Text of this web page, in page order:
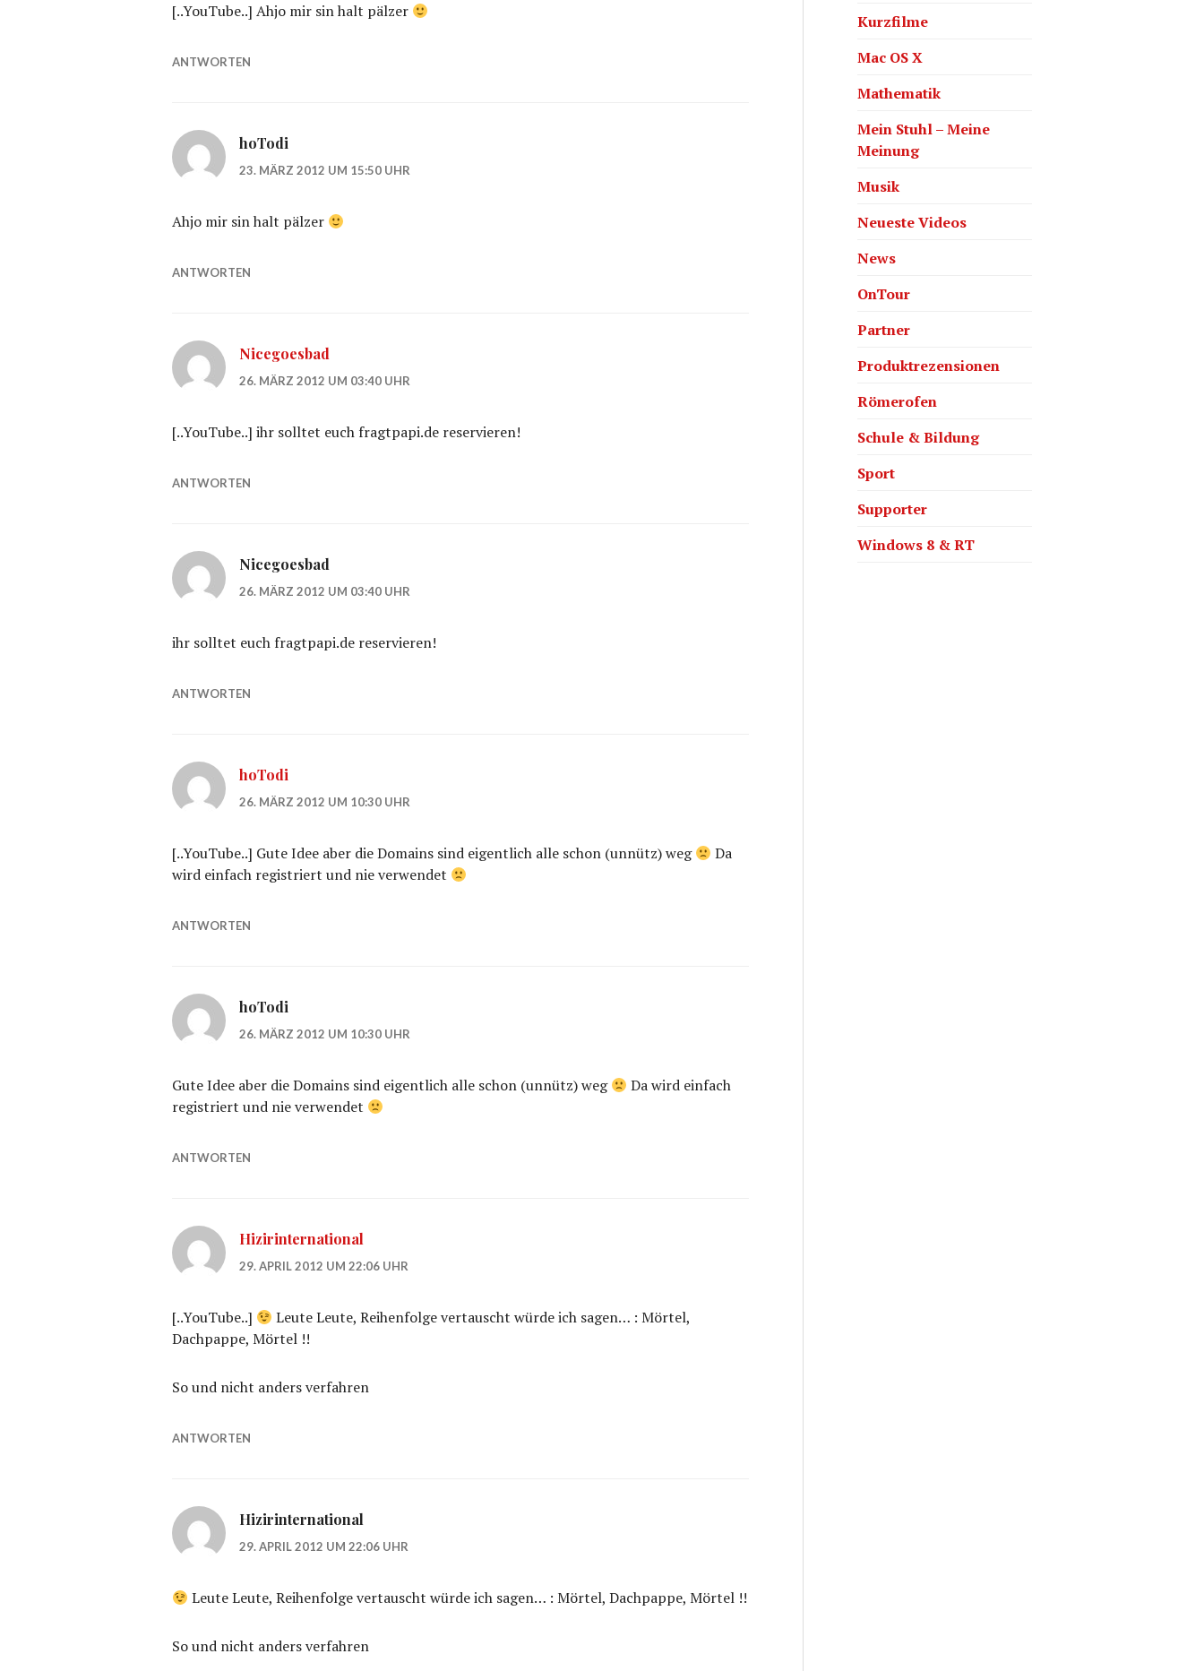
[..YouTube..] Ahjo mir sin halt pälzer
ANTWORTEN
hoTodi
23. MÄRZ 2012 UM 15:50 UHR
Ahjo mir sin halt pälzer
ANTWORTEN
Nicegoesbad
26. MÄRZ 2012 UM 03:40 UHR
[..YouTube..] ihr solltet euch fragtpapi.de reservieren!
ANTWORTEN
Nicegoesbad
26. MÄRZ 2012 UM 03:40 UHR
ihr solltet euch fragtpapi.de reservieren!
ANTWORTEN
hoTodi
26. MÄRZ 2012 UM 10:30 UHR
[..YouTube..] Gute Idee aber die Domains sind eigentlich alle schon (unnütz) weg
Da
wird einfach registriert und nie verwendet
ANTWORTEN
hoTodi
26. MÄRZ 2012 UM 10:30 UHR
Gute Idee aber die Domains sind eigentlich alle schon (unnütz) weg
Da wird einfach
registriert und nie verwendet
ANTWORTEN
Hizirinternational
29. APRIL 2012 UM 22:06 UHR
[..YouTube..]
Leute Leute, Reihenfolge vertauscht würde ich sagen… : Mörtel,
Dachpappe, Mörtel !!
So und nicht anders verfahren
ANTWORTEN
Hizirinternational
29. APRIL 2012 UM 22:06 UHR
Leute Leute, Reihenfolge vertauscht würde ich sagen… : Mörtel, Dachpappe, Mörtel !!
So und nicht anders verfahren
Kurzfilme
Mac OS X
Mathematik
Mein Stuhl – Meine
Meinung
Musik
Neueste Videos
News
OnTour
Partner
Produktrezensionen
Römerofen
Schule & Bildung
Sport
Supporter
Windows 8 & RT